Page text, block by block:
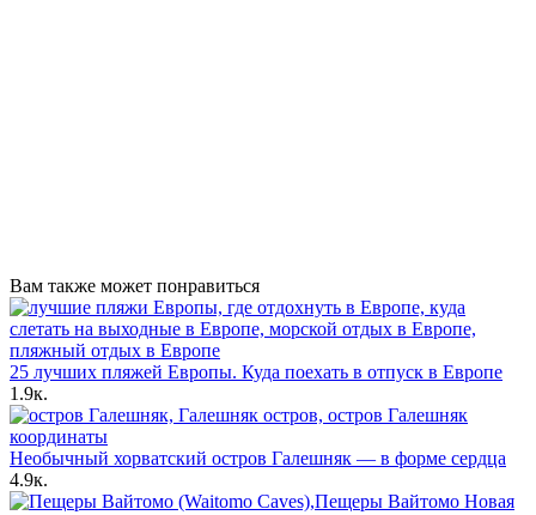
Вам также может понравиться
25 лучших пляжей Европы. Куда поехать в отпуск в Европе
1.9к.
Необычный хорватский остров Галешняк — в форме сердца
4.9к.